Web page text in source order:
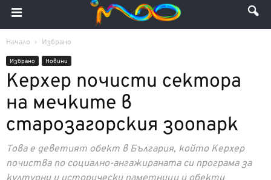
Начало Избрано
Избрано Новини
Керхер почисти сектора
на мечките в
старозагорския зоопарк
Това е деветият обект в България, който Керхер
почиства по социално-ангажираната си програма за